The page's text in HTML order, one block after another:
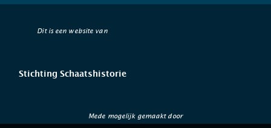
Dit is een website van
Stichting Schaatshistorie
Mede mogelijk gemaakt door